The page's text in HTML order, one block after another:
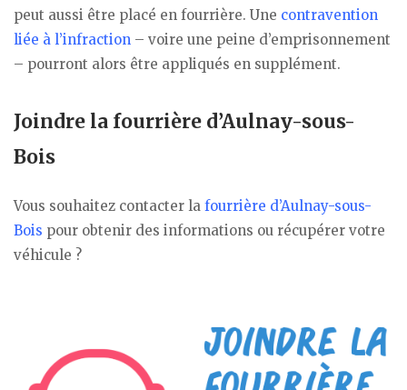
peut aussi être placé en fourrière. Une contravention
liée à l’infraction – voire une peine d’emprisonnement
– pourront alors être appliqués en supplément.
Joindre la fourrière d’Aulnay-sous-
Bois
Vous souhaitez contacter la fourrière d’Aulnay-sous-
Bois pour obtenir des informations ou récupérer votre
véhicule ?